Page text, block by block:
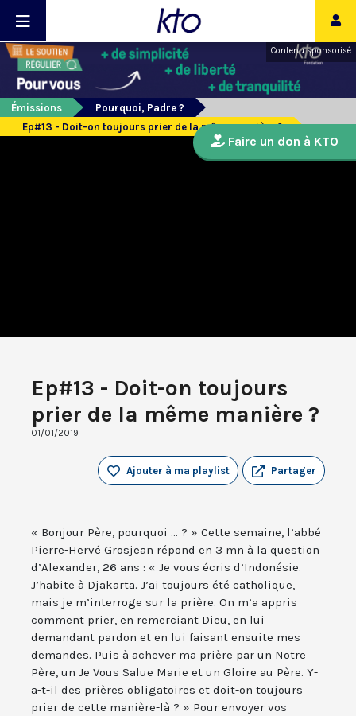
Contenu sponsorisé
Émissions
Pourquoi, Padre ?
Ep#13 - Doit-on toujours prier de la même manière ?
Ep#13 - Doit-on toujours
prier de la même manière ?
01/01/2019
Partager
Ajouter à ma playlist
« Bonjour Père, pourquoi ... ? » Cette semaine, l’abbé
Pierre-Hervé Grosjean répond en 3 mn à la question
d’Alexander, 26 ans : « Je vous écris d’Indonésie.
J’habite à Djakarta. J’ai toujours été catholique,
mais je m’interroge sur la prière. On m’a appris
comment prier, en remerciant Dieu, en lui
demandant pardon et en lui faisant ensuite mes
demandes. Puis à achever ma prière par un Notre
Père, un Je Vous Salue Marie et un Gloire au Père. Y-
a-t-il des prières obligatoires et doit-on toujours
prier de cette manière-là ? » Pour envoyer vos
Faire un don à KTO